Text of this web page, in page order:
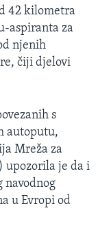
42 kilometra
aspiranta za
njenih
čiji djelovi
s
autoputu,
Mreža za
upozorila je da i
navodnog
u Evropi od